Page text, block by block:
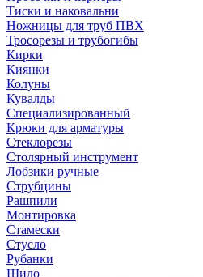
Тиски и наковальни
Ножницы для труб ПВХ
Тросорезы и трубогибы
Кирки
Киянки
Колуны
Кувалды
Специализированный
Крюки для арматуры
Стеклорезы
Столярный инструмент
Лобзики ручные
Струбцины
Рашпили
Монтировка
Стамески
Стусло
Рубанки
Шило